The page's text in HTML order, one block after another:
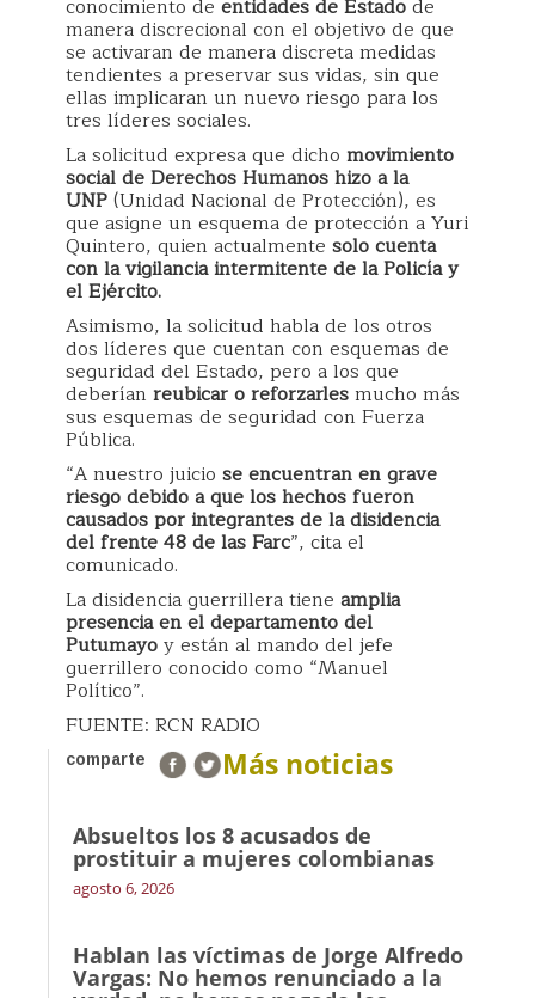
conocimiento de entidades de Estadode
manera discrecional con el objetivo de que
se activaran de manera discreta medidas
tendientes a preservar sus vidas, sin que
ellas implicaran un nuevo riesgo para los
tres líderes sociales.
La solicitud expresa que dicho movimiento
social de Derechos Humanos hizo a la
UNP(Unidad Nacional de Protección), es
que asigne un esquema de protección a Yuri
Quintero, quien actualmente solo cuenta
con la vigilancia intermitente de la Policía y
el Ejército.
Asimismo, la solicitud habla de los otros
dos líderes que cuentan con esquemas de
seguridad del Estado, pero a los que
deberían reubicar o reforzarlesmucho más
sus esquemas de seguridad con Fuerza
Pública.
“A nuestro juicio se encuentran en grave
riesgo debido a que los hechos fueron
causados por integrantes de la disidencia
del frente 48 de las Farc”, cita el
comunicado.
La disidencia guerrillera tiene amplia
presencia en el departamento del
Putumayoy están al mando del jefe
guerrillero conocido como “Manuel
Político”.
FUENTE: RCN RADIO
comparte Más noticias
Absueltos los 8 acusados de
prostituir a mujeres colombianas
agosto 6, 2026
Hablan las víctimas de Jorge Alfredo
Vargas: No hemos renunciado a la